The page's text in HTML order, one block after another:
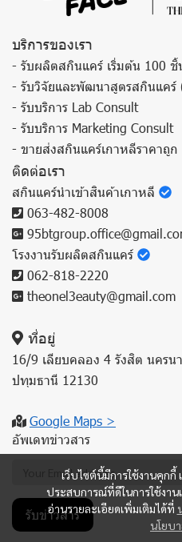
เว็บไซต์นี้มีการใช้งานคุก
ประสบการณ์ที่ดีในการใช้งา
อ่านรายละเอียดเพิ่มเติมได้ที่
นโยบ
บริการของเรา
- รับผลิตสกินแคร์ เริ่มต้น 100 ชิ้
- รับวิจัยและพัฒนาสูตรสกินแคร์
- รับบริการ Lab Consult
- รับบริการ Marketing Consult
- ขายส่งสกินแคร์เกาหลีราคาถูก
ติดต่อเรา
สกินแคร์นำเข้าสินค้าเกาหลี
063-482-8008
โรงงานรับผลิตสกินแคร์
062-818-2220
theonel3eauty@gmail.com
ที่อยู่
16/9 เลียบคลอง 4 รังสิต นคร
ปทุมธานี 12130
Google Maps >
อัพเดทข่าวสาร
รับข่าวสาร